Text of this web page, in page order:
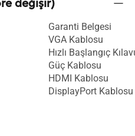
değişir)
Garanti Belgesi
VGA Kablosu
Hızlı Başlangıç
Güç Kablosu
HDMI Kablosu
DisplayPort Kablosu